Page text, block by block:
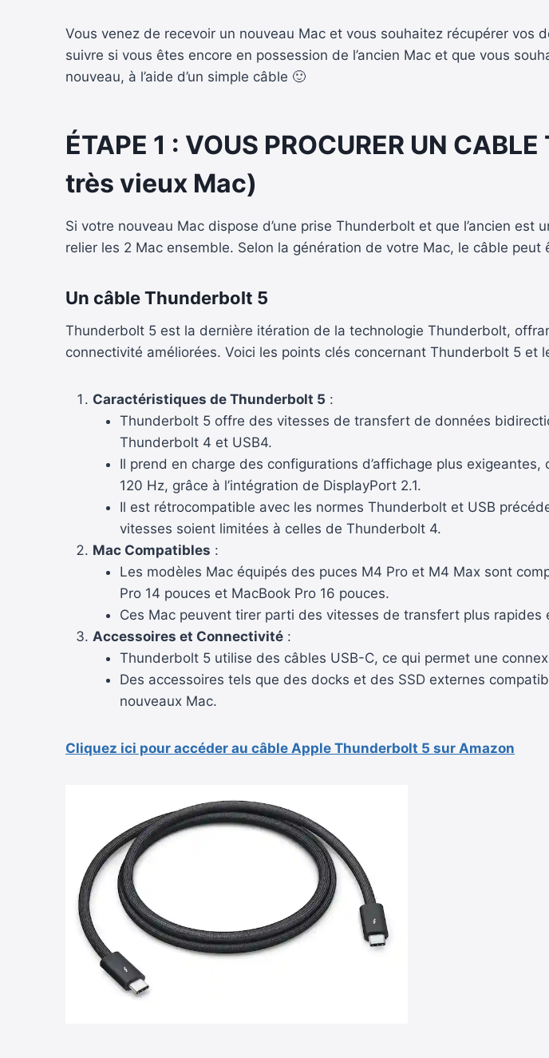
Vous venez de recevoir un nouveau Mac et vous souhaitez récupérer vos
suivre si vous êtes encore en possession de l’ancien Mac et que vous
nouveau, à l’aide d’un simple câble 🙂
ÉTAPE 1 : VOUS PROCURER UN
très vieux Mac)
Si votre nouveau Mac dispose d’une prise Thunderbolt et que l’ancien est
relier les 2 Mac ensemble. Selon la génération de votre Mac, le câble peut
Un câble Thunderbolt 5
Thunderbolt 5 est la dernière itération de la technologie Thunderbolt,
connectivité améliorées. Voici les points clés concernant Thunderbolt 5 et
Caractéristiques de Thunderbolt 5 :
Thunderbolt 5 offre des vitesses de transfert de données
Thunderbolt 4 et USB4.
Il prend en charge des configurations d’affichage plus
120 Hz, grâce à l’intégration de DisplayPort 2.1.
Il est rétrocompatible avec les normes Thunderbolt et USB
vitesses soient limitées à celles de Thunderbolt 4.
Mac Compatibles :
Les modèles Mac équipés des puces M4 Pro et M4 Max sont
Pro 14 pouces et MacBook Pro 16 pouces.
Ces Mac peuvent tirer parti des vitesses de transfert plus
Accessoires et Connectivité :
Thunderbolt 5 utilise des câbles USB-C, ce qui permet une
Des accessoires tels que des docks et des SSD externes
nouveaux Mac.
Cliquez ici pour accéder au câble Apple Thunderbolt 5 sur Amazon